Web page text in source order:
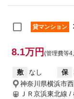
貸マンション
8.1万円 (管理費等
敷 なし 保
神奈川県横浜市
ＪＲ京浜東北線 /